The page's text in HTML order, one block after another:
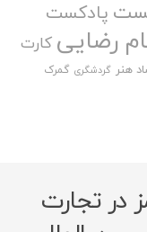
پادکست
رضایی کارت
هنر گردشگری گمرک
در تجارت